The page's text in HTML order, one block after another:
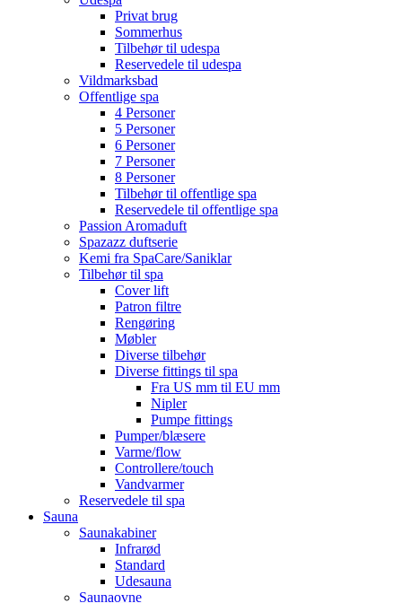
Privat brug
Sommerhus
Tilbehør til udespa
Reservedele til udespa
Vildmarksbad
Offentlige spa
4 Personer
5 Personer
6 Personer
7 Personer
8 Personer
Tilbehør til offentlige spa
Reservedele til offentlige spa
Passion Aromaduft
Spazazz duftserie
Kemi fra SpaCare/Saniklar
Tilbehør til spa
Cover lift
Patron filtre
Rengøring
Møbler
Diverse tilbehør
Diverse fittings til spa
Fra US mm til EU mm
Nipler
Pumpe fittings
Pumper/blæsere
Varme/flow
Controllere/touch
Vandvarmer
Reservedele til spa
Sauna
Saunakabiner
Infrarød
Standard
Udesauna
Saunaovne